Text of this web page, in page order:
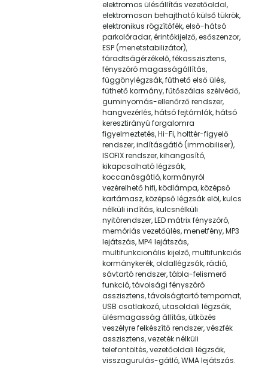
elektromos ülésállítás vezetőoldal,
elektromosan behajtható külső tükrök,
elektronikus rögzítőfék, első-hátsó
parkolóradar, érintőkijelző, esőszenzor,
ESP (menetstabilizátor),
fáradtságérzékelő, fékasszisztens,
fényszóró magasságállítás,
függönylégzsák, fűthető első ülés,
fűthető kormány, fűtőszálas szélvédő,
guminyomás-ellenőrző rendszer,
hangvezérlés, hátsó fejtámlák, hátsó
keresztirányú forgalomra
figyelmeztetés, Hi-Fi, holttér-figyelő
rendszer, indításgátló (immobiliser),
ISOFIX rendszer, kihangosító,
kikapcsolható légzsák,
koccanásgátló, kormányról
vezérelhető hifi, ködlámpa, középső
kartámasz, középső légzsák elöl, kulcs
nélküli indítás, kulcsnélküli
nyitórendszer, LED mátrix fényszóró,
memóriás vezetőülés, menetfény, MP3
lejátszás, MP4 lejátszás,
multifunkcionális kijelző, multifunkciós
kormánykerék, oldallégzsák, rádió,
sávtartó rendszer, tábla-felismerő
funkció, távolsági fényszóró
asszisztens, távolságtartó tempomat,
USB csatlakozó, utasoldali légzsák,
ülésmagasság állítás, ütközés
veszélyre felkészítő rendszer, vészfék
asszisztens, vezeték nélküli
telefontöltés, vezetőoldali légzsák,
visszagurulás-gátló, WMA lejátszás.